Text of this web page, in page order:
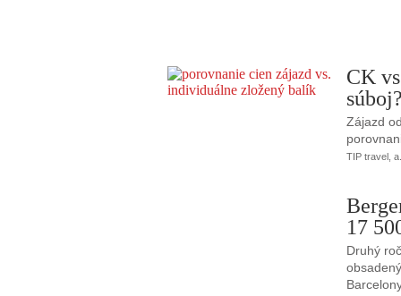
CK
Zájazd
TIP travel,
17
Druhý